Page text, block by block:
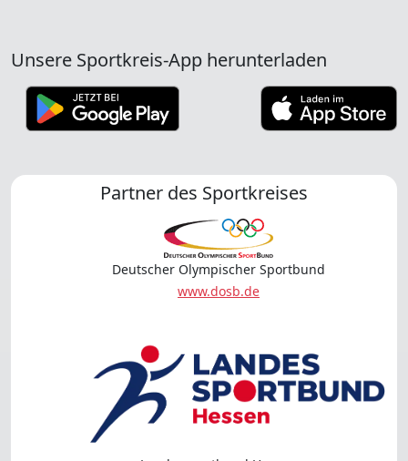
Unsere Sportkreis-App herunterladen
Partner des Sportkreises
Deutscher Olympischer Sportbund
www.dosb.de